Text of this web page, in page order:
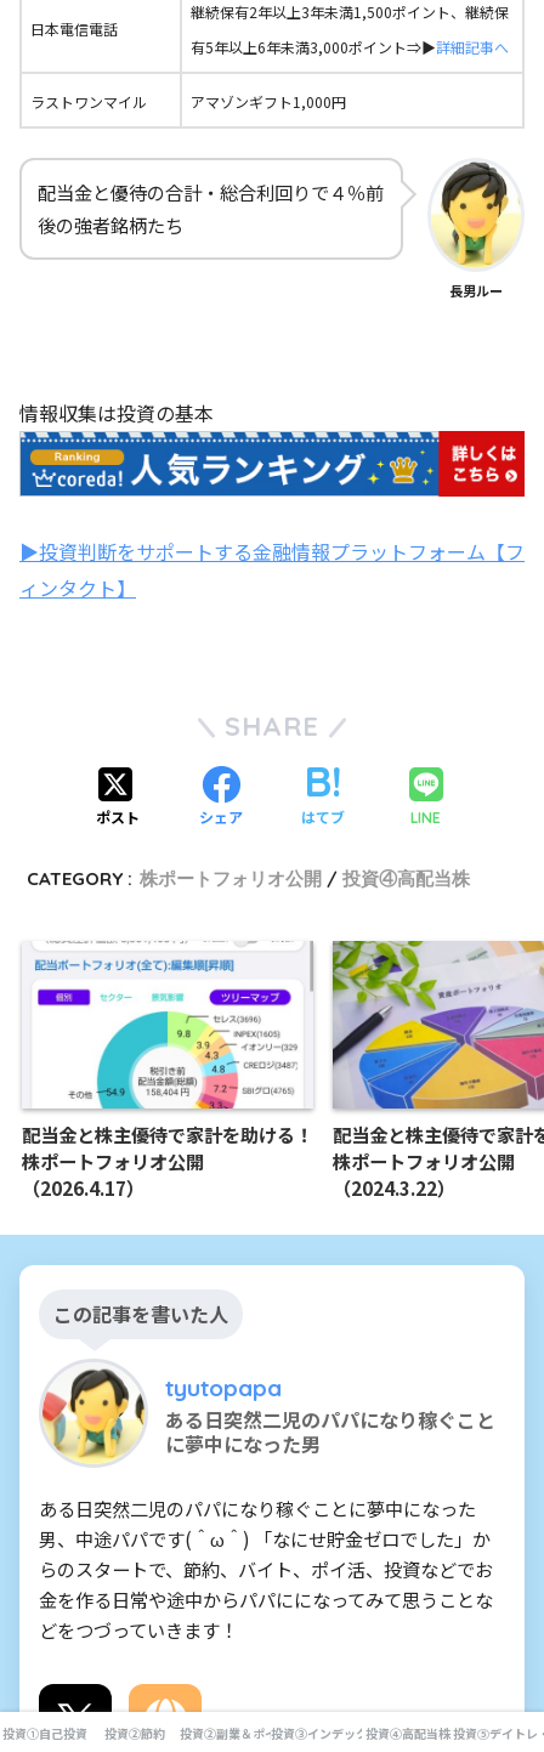
日本電信電話
継続保有2年以上3年未満1,500ポイント、継続保
有5年以上6年未満3,000ポイント⇒▶詳細記事へ
ラストワンマイル アマゾンギフト1,000円
配当金と優待の合計・総合利回りで４％前
後の強者銘柄たち
長男ルー
情報収集は投資の基本
▶投資判断をサポートする金融情報プラットフォーム【フ
ィンタクト】
SHARE
ポスト シェア はてブ LINE
CATEGORY : 株ポートフォリオ公開 投資④高配当株
配当金と株主優待で家計を助ける！
株ポートフォリオ公開
（2026.4.17）
配当金と株主優待で家計
株ポートフォリオ公開
（2024.3.22）
この記事を書いた人
tyutopapa
ある日突然二児のパパになり稼ぐこと
に夢中になった男
ある日突然二児のパパになり稼ぐことに夢中になった
男、中途パパです(＾ω＾) 「なにせ貯金ゼロでした」か
らのスタートで、節約、バイト、ポイ活、投資などでお
金を作る日常や途中からパパにになってみて思うことな
どをつづっていきます！
投資①自己投資 投資②節約 投資②副業＆ポイ活投資③インデックス投資投資④高配当株投資⑤デイトレ